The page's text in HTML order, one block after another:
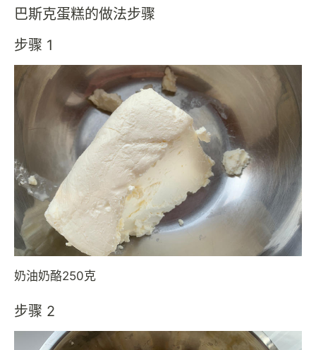
巴斯克蛋糕的做法步骤
步骤 1
奶油奶酪250克
步骤 2